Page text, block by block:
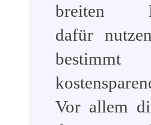
breiten
dafür
Vor allem